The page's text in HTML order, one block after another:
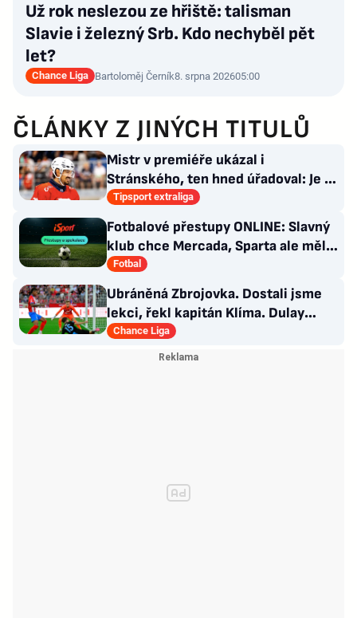
Už rok neslezou ze hřiště: talisman
Slavie i železný Srb. Kdo nechyběl pět
let?
Chance Liga Bartoloměj Černík8. srpna 202605:00
ČLÁNKY Z JINÝCH TITULŮ
Mistr v premiéře ukázal i
Stránského, ten hned úřadoval: Je to
pro mě úplně nové…
Tipsport extraliga
Fotbalové přestupy ONLINE: Slavný
klub chce Mercada, Sparta ale měla
nabídku odmítnout
Fotbal
Ubráněná Zbrojovka. Dostali jsme
lekci, řekl kapitán Klíma. Dulay
překonal kamaráda
Chance Liga